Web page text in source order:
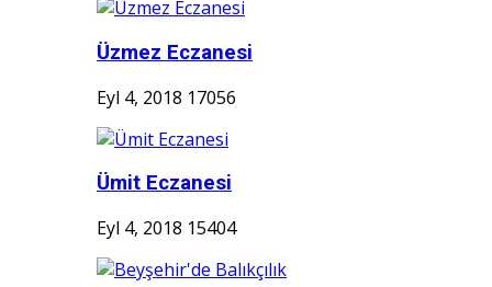
Üzmez Eczanesi
Eyl 4, 2018 17056
Ümit Eczanesi
Eyl 4, 2018 15404